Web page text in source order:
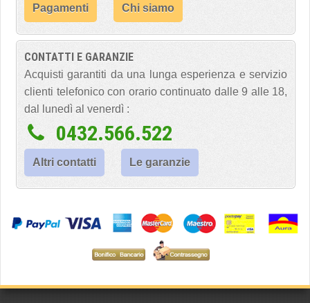
Pagamenti Chi siamo
CONTATTI E GARANZIE
Acquisti garantiti da una lunga esperienza e servizio
clienti telefonico con orario continuato dalle 9 alle 18,
dal lunedì al venerdì :
0432.566.522
Altri contatti Le garanzie